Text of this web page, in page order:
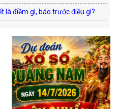
là điềm gì, báo trước điều gì?